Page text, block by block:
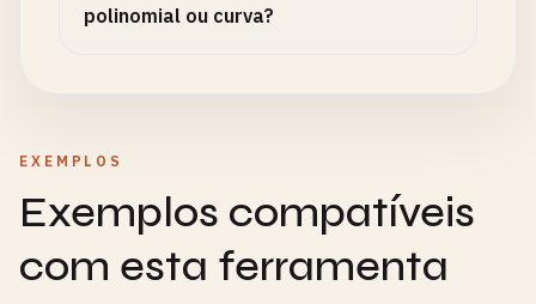
polinomial ou curva?
EXEMPLOS
Exemplos compatíveis
com esta ferramenta